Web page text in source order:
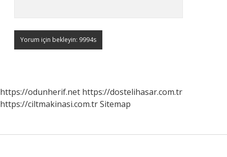
https://odunherif.net https://dostelihasar.com.tr
https://ciltmakinasi.com.trSitemap